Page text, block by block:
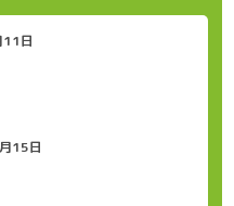
日
15日